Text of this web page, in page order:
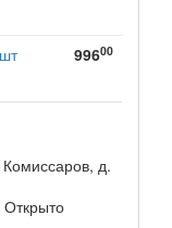
99600
д.
Открыто